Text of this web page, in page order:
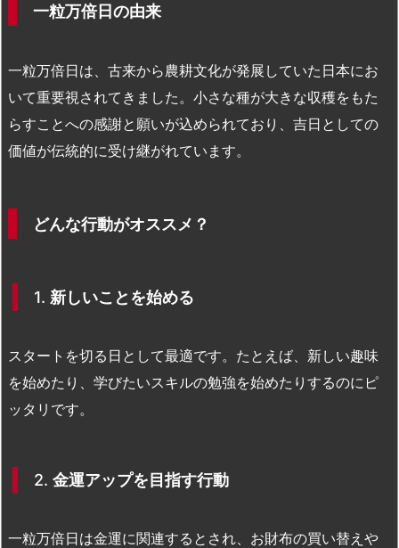
一粒万倍日の由来
一粒万倍日は、古来から農耕文化が発展していた日本にお
いて重要視されてきました。小さな種が大きな収穫をもた
らすことへの感謝と願いが込められており、吉日としての
価値が伝統的に受け継がれています。
どんな行動がオススメ？
1. 新しいことを始める
スタートを切る日として最適です。たとえば、新しい趣味
を始めたり、学びたいスキルの勉強を始めたりするのにピ
ッタリです。
2. 金運アップを目指す行動
一粒万倍日は金運に関連するとされ、お財布の買い替えや